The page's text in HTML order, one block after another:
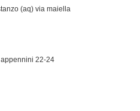
(aq) via maiella
22-24